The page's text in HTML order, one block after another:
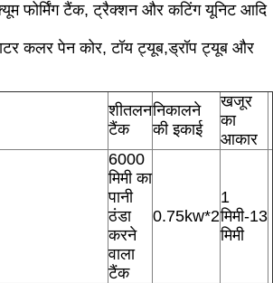
फोर्मिंग टैंक, ट्रैक्शन और कटिंग यूनिट आदि
कलर पेन कोर, टॉय ट्यूब,ड्रॉप ट्यूब और
शीतलन
टैंक
निकालने
की इकाई
खजूर
का
आकार
6000
मिमी का
पानी
ठंडा
करने
वाला
टैंक
0.75kw*2
1
मिमी-13
मिमी